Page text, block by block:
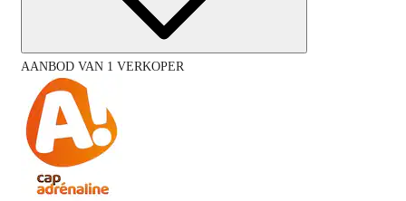
AANBOD VAN 1 VERKOPER